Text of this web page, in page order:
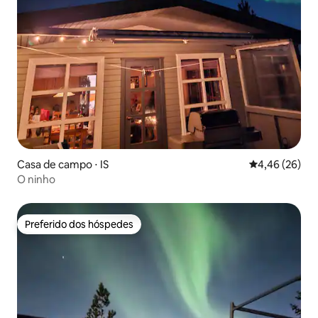
Casa de campo ⋅ IS 4,46 de uma
4,46 (26)
O ninho
Preferido dos hóspedes
Preferido dos hóspedes